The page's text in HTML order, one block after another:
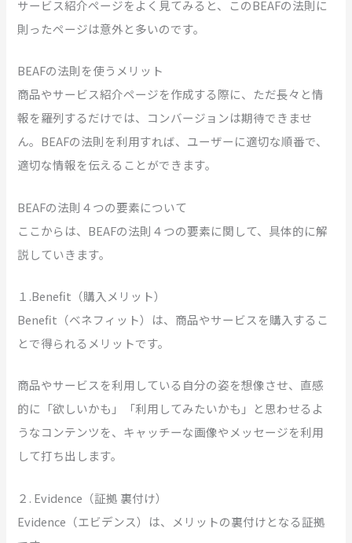
サービス紹介ページをよく見てみると、このBEAFの法則に
則ったページは意外と多いのです。
BEAFの法則を使うメリット
商品やサービス紹介ページを作成する際に、ただ長々と情
報を羅列するだけでは、コンバージョンは期待できませ
ん。BEAFの法則を利用すれば、ユーザーに適切な順番で、
適切な情報を伝えることができます。
BEAFの法則４つの要素について
ここからは、BEAFの法則４つの要素に関して、具体的に解
説していきます。
１.Benefit（購入メリット）
Benefit（ベネフィット）は、商品やサービスを購入するこ
とで得られるメリットです。
商品やサービスを利用している自分の姿を想像させ、直感
的に「欲しいかも」「利用してみたいかも」と思わせるよ
うなコンテンツを、キャッチーな画像やメッセージを利用
して打ち出します。
２. Evidence（証拠 裏付け）
Evidence（エビデンス）は、メリットの裏付けとなる証拠